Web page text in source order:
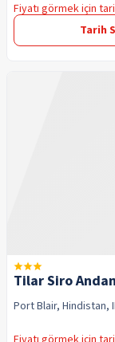
Fiyatı görmek için
Tarih
Tilar Siro
Port Blair, Hindistan,